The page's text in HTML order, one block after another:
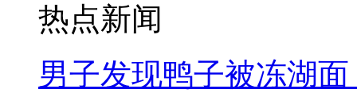
热点新闻
男子发现鸭子被冻湖